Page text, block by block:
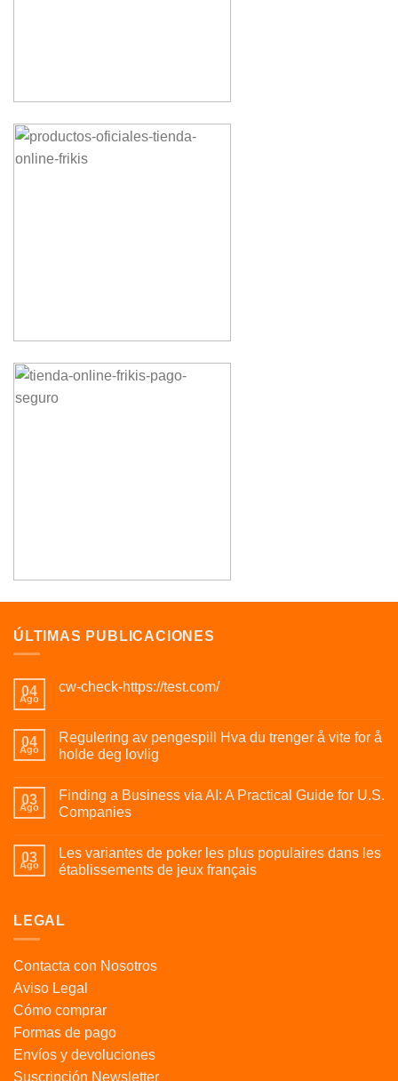
ÚLTIMAS PUBLICACIONES
04
Ago
cw-check-https://test.com/
04
Ago
Regulering av pengespill Hva du trenger å vite for å
holde deg lovlig
03
Ago
Finding a Business via AI: A Practical Guide for U.S.
Companies
03
Ago
Les variantes de poker les plus populaires dans les
établissements de jeux français
LEGAL
Contacta con Nosotros
Aviso Legal
Cómo comprar
Formas de pago
Envíos y devoluciones
Suscripción Newsletter